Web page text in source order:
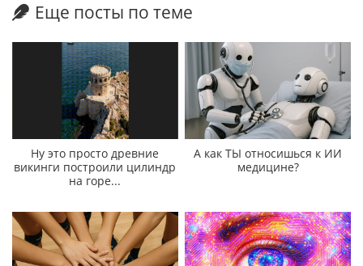
Еще посты по теме
Ну это просто древние
викинги построили цилиндр
на горе...
А как ТЫ относишься к ИИ
медицине?